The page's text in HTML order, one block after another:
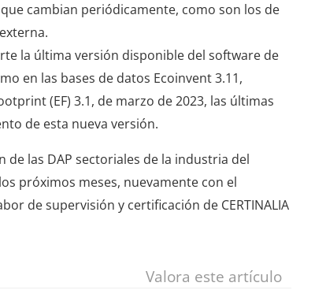
cambian periódicamente, como son los de
la última versión disponible del software de
en las bases de datos Ecoinvent 3.11,
(EF) 3.1, de marzo de 2023, las últimas
de esta nueva versión.
de las DAP sectoriales de la industria del
próximos meses, nuevamente con el
de supervisión y certificación de CERTINALIA
Valora este artículo